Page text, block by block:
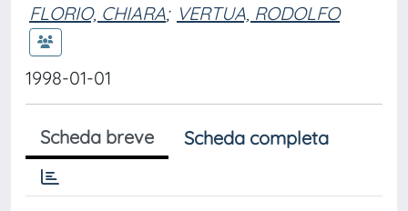
FLORIO, CHIARA; VERTUA, RODOLFO
1998-01-01
Scheda breve Scheda completa